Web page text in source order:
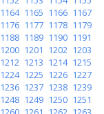
1164 1165 1166 1167
1176 1177 1178 1179
1188 1189 1190 1191
1200 1201 1202 1203
1212 1213 1214 1215
1224 1225 1226 1227
1236 1237 1238 1239
1248 1249 1250 1251